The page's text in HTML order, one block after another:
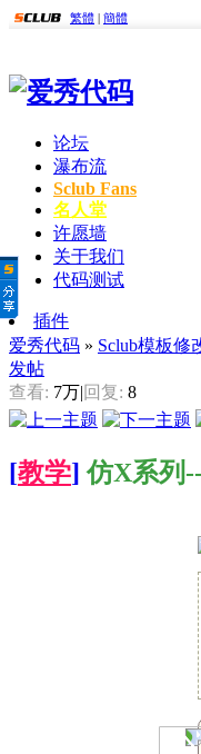
繁體 | 簡體
论坛
瀑布流
Sclub Fans
名人堂
许愿墙
关于我们
代码测试
插件
爱秀代码 » Sclub模板修
发帖
查看: 7万| 回复: 8
[教学] 仿X系列